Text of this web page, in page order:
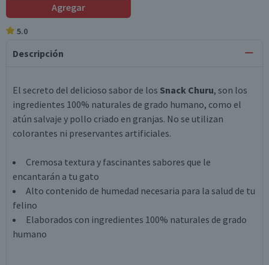
Agregar
5.0
Descripción
El secreto del delicioso sabor de los Snack Churu, son los
ingredientes 100% naturales de grado humano, como el
atún salvaje y pollo criado en granjas. No se utilizan
colorantes ni preservantes artificiales.
Cremosa textura y fascinantes sabores que le
encantarán a tu gato
Alto contenido de humedad necesaria para la salud de tu
felino
Elaborados con ingredientes 100% naturales de grado
humano